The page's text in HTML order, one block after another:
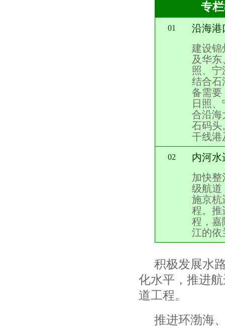
专
01
沿海港
建设锦
及华
照、宁
结合石
备需要
日照
合沿海
石码头
干线港
02
内河水
加快整
级航道
施京杭
程。推
程，嘉
江的依
积极发展水
化水平，推进
道工程。
推进环渤海